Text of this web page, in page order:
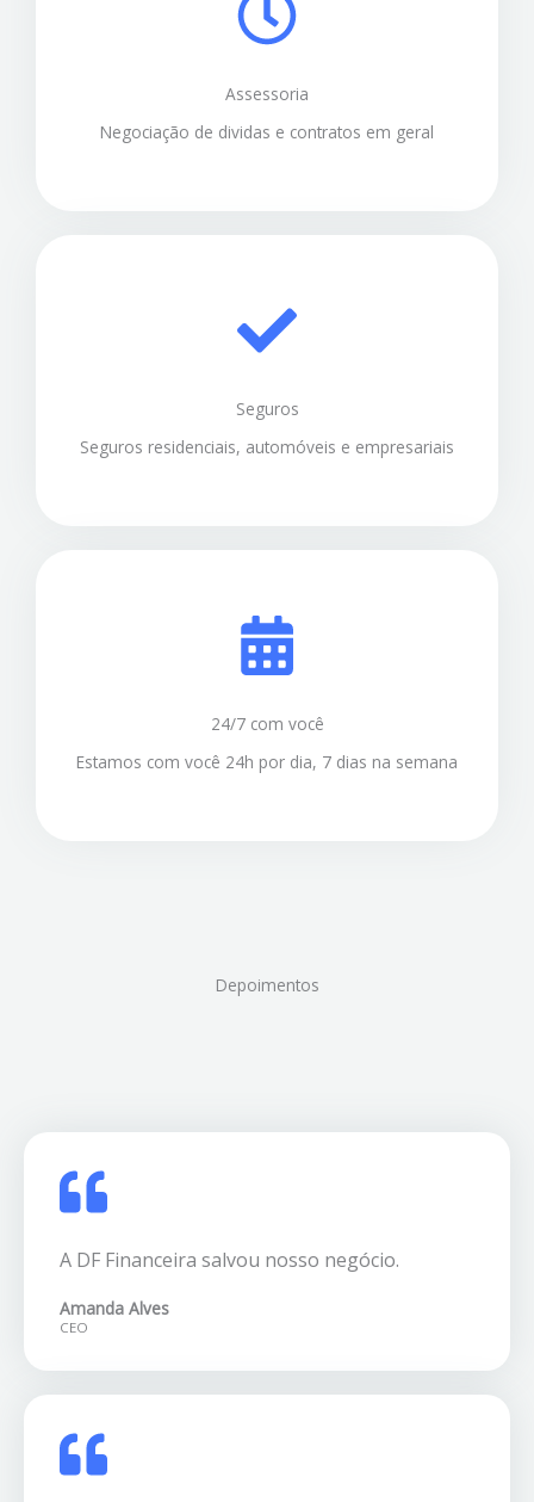
Assessoria
Negociação de dividas e contratos em geral
Seguros
Seguros residenciais, automóveis e empresariais
24/7 com você
Estamos com você 24h por dia, 7 dias na semana
Depoimentos
A DF Financeira salvou nosso negócio.
Amanda Alves
CEO